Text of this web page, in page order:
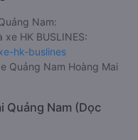
Nam:
HK BUSLINES:
hk-buslines
Quảng Nam Hoàng Mai
Quảng Nam (Dọc